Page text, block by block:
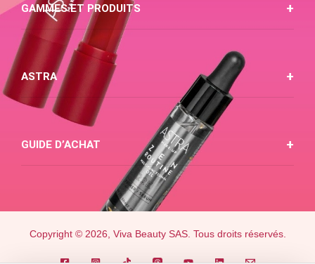
GAMMES ET PRODUITS
ASTRA
GUIDE D’ACHAT
Copyright © 2026, Viva Beauty SAS. Tous droits réservés.